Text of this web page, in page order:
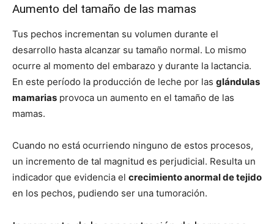
Aumento del tamaño de las mamas
Tus pechos incrementan su volumen durante el
desarrollo hasta alcanzar su tamaño normal. Lo mismo
ocurre al momento del embarazo y durante la lactancia.
En este período la producción de leche por las glándulas
mamarias provoca un aumento en el tamaño de las
mamas.
Cuando no está ocurriendo ninguno de estos procesos,
un incremento de tal magnitud es perjudicial. Resulta un
indicador que evidencia el crecimiento anormal de tejido
en los pechos, pudiendo ser una tumoración.